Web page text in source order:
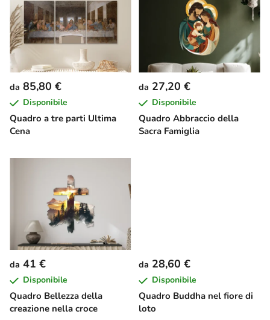
e
n
c
o
d
e
p
o
Quadro a tre parti Ultima
Cena
da 85,80 €
Disponibile
Quadro Abbraccio della
Sacra Famiglia
da 27,20 €
Disponibile
Quadro Bellezza della
creazione nella croce
da 41 €
Disponibile
Quadro Buddha nel fiore di
loto
da 28,60 €
Disponibile